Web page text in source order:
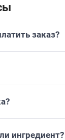
заказ?
ингредиент?